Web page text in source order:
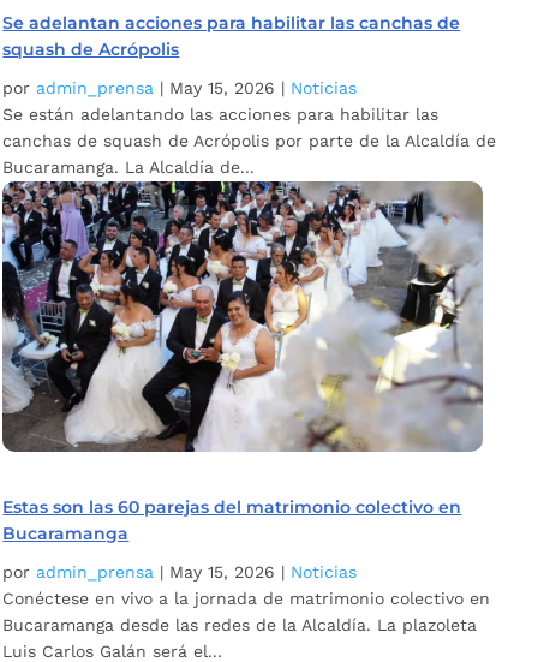
Se adelantan acciones para habilitar las canchas de
squash de Acrópolis
por admin_prensa | May 15, 2026 | Noticias
Se están adelantando las acciones para habilitar las
canchas de squash de Acrópolis por parte de la Alcaldía de
Bucaramanga. La Alcaldía de...
Estas son las 60 parejas del matrimonio colectivo en
Bucaramanga
por admin_prensa | May 15, 2026 | Noticias
Conéctese en vivo a la jornada de matrimonio colectivo en
Bucaramanga desde las redes de la Alcaldía. La plazoleta
Luis Carlos Galán será el...